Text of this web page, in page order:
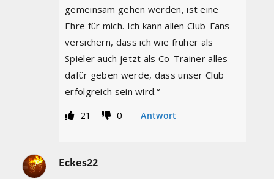
gemeinsam gehen werden, ist eine
Ehre für mich. Ich kann allen Club-Fans
versichern, dass ich wie früher als
Spieler auch jetzt als Co-Trainer alles
dafür geben werde, dass unser Club
erfolgreich sein wird.“
21
0 Antwort
Eckes22